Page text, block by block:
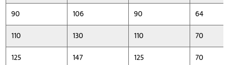
90
106 90
64
110
130 110
70
125
147 125
70